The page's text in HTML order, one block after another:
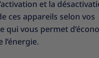
et la
ces appareils selon vos
qui vous permet
l’énergie.